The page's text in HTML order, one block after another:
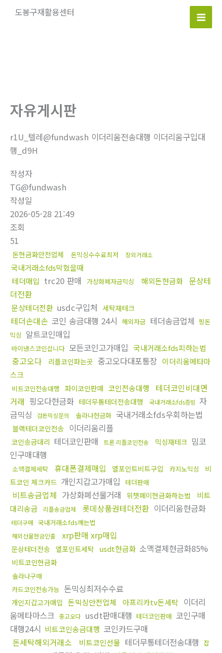
도봉구재활용센터
Main
자유게시판
r1U_텔레@fundwash 이더리움전송대행 이더리움구입대
행_d9H
작성자
TG@fundwash
작성일
2026-05-28 21:49
조회
51
돈현금화안전업체 돈믹싱수수료최저 장외거래소
국내거래소fds막혔을때
테더매입 trc20 판매 가상화폐자금믹싱 해외돈현금화
문상테
더전환
문상테더전환 usdc구입처 세탁재테크
테더손대손 코인 송금대행 24시 해외자금 테더송금업체 핑돈
믹싱 알트코인매입
바이낸스코인삽니다 모든코인고가매입 국내거래소fds피하는법
중고오다 리플코인파는곳 중고오다대포통장 이더리움메타마
스크
비트코인전송대행 파이코인판매 코인전송대행
테더코인비대면
거래 핑오다현금화 테더무통테더전송대행 국내거래소fds증빙 자
금믹싱
검돈믹싱문의 솔라나현금화 국내거래소fds우회하는법
블랙테더코인전송 이더리움리플
코인송금대리 테더코인판매 트론 리플코인전송 믹싱재테크 밈코
인구매대행
소액결제세탁 휴대폰결제매입 엘포인트비트구입 카지노믹싱
비
트코인 체크카드 개인지갑고가매입 테더판매
비트송금업체 가상화폐선물거래 위챗페이현금화하는법
비트
대리송금
리플송금업체 롯데상품권테더전환 이더리움현금화
테더구매 국내거래소fds깨는법
해외선물현금인출 xrp판매 xrp매입
문상테더전송 엘포인트세탁 usdt현금화 소액결제현금화85%
비트코인현금화
솔라나구매
카드코인전송가능 돈믹싱최저수수료
개인지갑고가매입 돈믹싱안전업체 아프리카tv돈세탁 이더리
움메타마스크 중고오다 usdt판매대행 테더코인판매 코인구매
대행24시 비트코인송금대행 코인카드구매
돈세탁해외거래소
비트코인선물 테더무통테더전송대행 잡